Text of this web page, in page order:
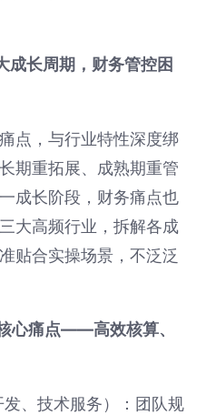
成长周期，财务管控困
点，与行业特性深度绑
期重拓展、成熟期重管
成长阶段，财务痛点也
大高频行业，拆解各成
贴合实操场景，不泛泛
心痛点——高效核算、
、技术服务）：团队规